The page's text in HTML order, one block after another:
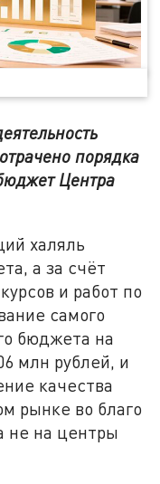
порядка
Центра
халяль
а за счёт
и работ по
самого
бюджета на
млн рублей, и
качества
рынке во благо
не на центры